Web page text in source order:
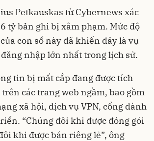
Petkauskas từ Cybernews xác
tỷ bản ghi bị xâm phạm. Mức độ
con số này đã khiến đây là vụ
nhập lớn nhất trong lịch sử.
tin bị mất cắp đang được tích
các trang web ngầm, bao gồm
xã hội, dịch vụ VPN, cổng dành
“Chúng đôi khi được đóng gói
khi được bán riêng lẻ”, ông